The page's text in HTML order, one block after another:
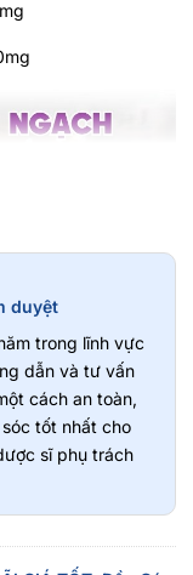
duyệt
trong lĩnh vực
dẫn và tư vấn
cách an toàn,
tốt nhất cho
sĩ phụ trách